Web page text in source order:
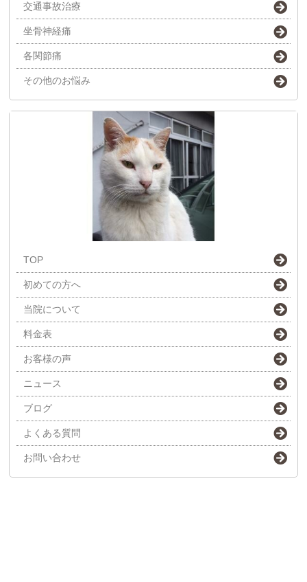
交通事故治療
坐骨神経痛
各関節痛
その他のお悩み
TOP
初めての方へ
当院について
料金表
お客様の声
ニュース
ブログ
よくある質問
お問い合わせ